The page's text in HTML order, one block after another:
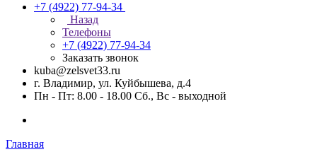
+7 (4922) 77-94-34
Назад
Телефоны
+7 (4922) 77-94-34
Заказать звонок
kuba@zelsvet33.ru
г. Владимир, ул. Куйбышева, д.4
Пн - Пт: 8.00 - 18.00 Сб., Вс - выходной
Главная